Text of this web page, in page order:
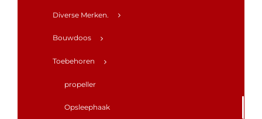
Diverse Merken.
Bouwdoos
Toebehoren
propeller
Opsleephaak